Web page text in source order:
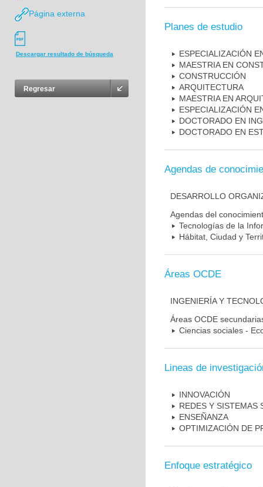
Página externa
Descargar resultado de búsqueda
Regresar
Planes de estudio
ESPECIALIZACIÓN
MAESTRIA EN
CONSTRUCCIÓN
ARQUITECTURA
MAESTRIA EN
ESPECIALIZACIÓN
DOCTORADO EN
DOCTORADO EN
Agendas de
DESARROLLO
Agendas del
Tecnologías de la
Hábitat, Ciudad y
Áreas OCDE
INGENIERÍA Y
Áreas OCDE
Ciencias sociales -
Lineas de
INNOVACIÓN
REDES Y SISTEMAS
ENSEÑANZA
OPTIMIZACIÓN DE
Enfoque estratégico